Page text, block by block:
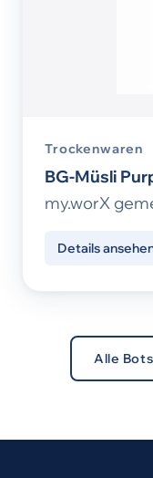
Trockenwaren
BG-Müsli
my.worX
Details
Alle